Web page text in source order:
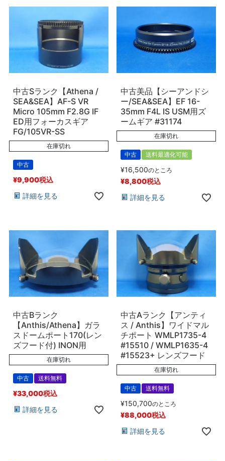
中古Sランク【Athena /
SEA&SEA】AF-S VR
Micro 105mm F2.8G IF
ED用フォーカスギア
FG/105VR-SS
在庫切れ
中古
¥9,900税込
詳細を見る
中古美品【シーアンドシ
ー/SEA&SEA】EF 16-
35mm F4L IS USM用ズ
ームギア #31174
在庫切れ
中古 送料最適化可能
¥16,500のところ
¥8,800税込
詳細を見る
中古Bランク
【Anthis/Athena】ガラ
スドームポート170(レン
ズフード付) INON用
在庫切れ
中古 送料無料
¥33,000税込
詳細を見る
中古Aランク【アンティ
ス / Anthis】ワイドマル
チポート WMLP1735-4
#15510 / WMLP1635-4
#15523+ レンズフード
在庫切れ
中古 送料無料
¥150,700のところ
¥88,000税込
詳細を見る